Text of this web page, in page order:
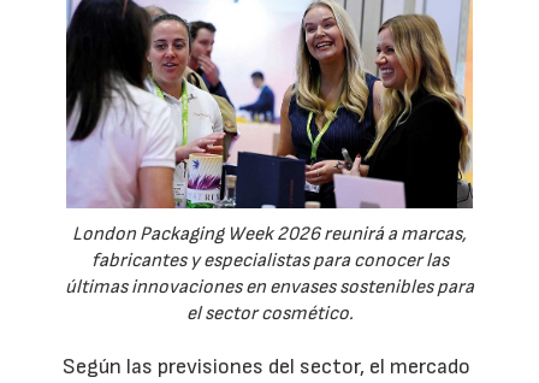
London Packaging Week 2026 reunirá a marcas,
fabricantes y especialistas para conocer las
últimas innovaciones en envases sostenibles para
el sector cosmético.
Según las previsiones del sector, el mercado